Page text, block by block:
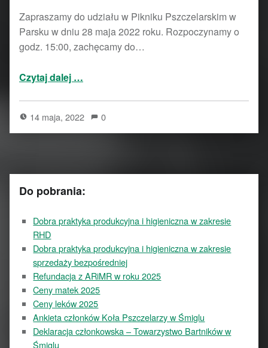
Zapraszamy do udziału w Pikniku Pszczelarskim w
Parsku w dniu 28 maja 2022 roku. Rozpoczynamy o
godz. 15:00, zachęcamy do…
Czytaj dalej …
14 maja, 2022 0
Do pobrania:
Dobra praktyka produkcyjna i higieniczna w zakresie
RHD
Dobra praktyka produkcyjna i higieniczna w zakresie
sprzedaży bezpośredniej
Refundacja z ARiMR w roku 2025
Ceny matek 2025
Ceny leków 2025
Ankieta członków Koła Pszczelarzy w Śmiglu
Deklaracja członkowska – Towarzystwo Bartników w
Śmiglu